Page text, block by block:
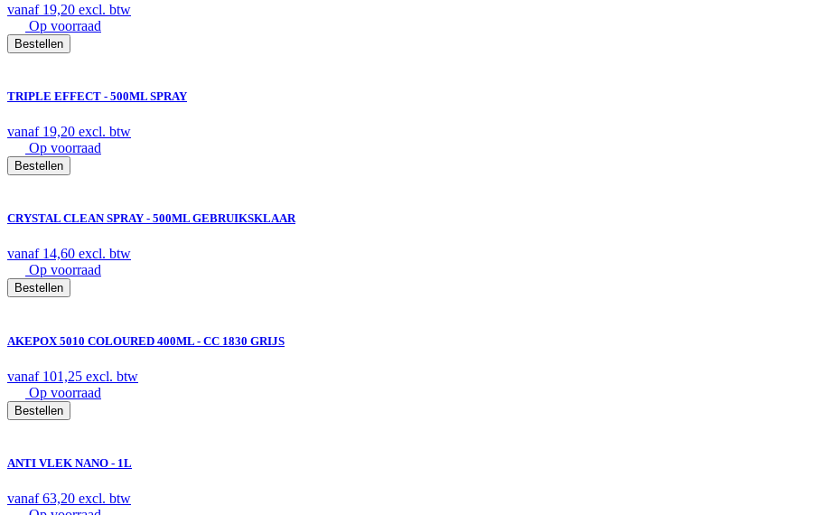
vanaf 19,20 excl. btw
Op voorraad
Bestellen
TRIPLE EFFECT - 500ML SPRAY
vanaf 19,20 excl. btw
Op voorraad
Bestellen
CRYSTAL CLEAN SPRAY - 500ML GEBRUIKSKLAAR
vanaf 14,60 excl. btw
Op voorraad
Bestellen
AKEPOX 5010 COLOURED 400ML - CC 1830 GRIJS
vanaf 101,25 excl. btw
Op voorraad
Bestellen
ANTI VLEK NANO - 1L
vanaf63,20 excl. btw